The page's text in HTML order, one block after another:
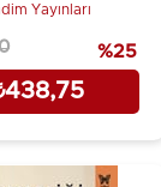
Yayınları
%25